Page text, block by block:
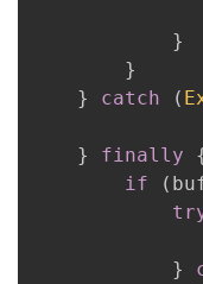
}
}
}
catch (
} finally
if
(
}